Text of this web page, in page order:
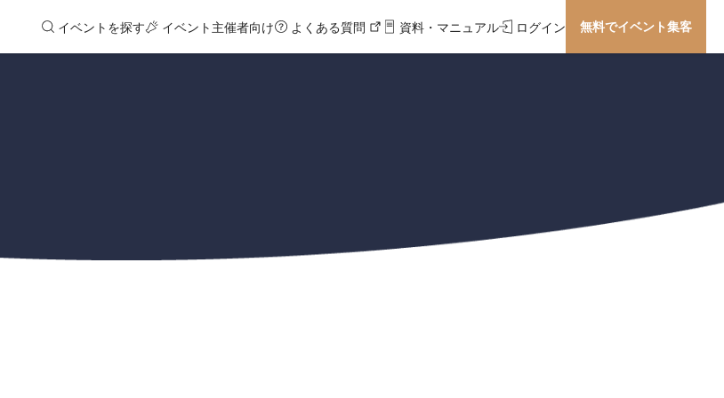
イベントを探す イベント主催者向け よくある質問 資料・マニュアル ログイン 無料でイベント集客